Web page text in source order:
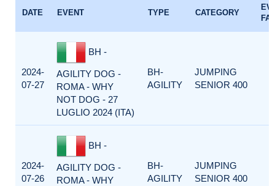
DATE EVENT TYPE CATEGORY
2024-
07-27
BH -
AGILITY DOG -
ROMA - WHY
NOT DOG - 27
LUGLIO 2024 (ITA)
BH-
AGILITY
JUMPING
SENIOR 400
2024-
07-26
BH -
AGILITY DOG -
ROMA - WHY
BH-
AGILITY
JUMPING
SENIOR 400